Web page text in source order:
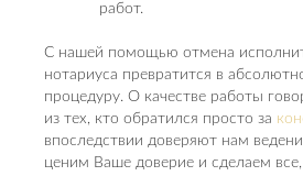
работ.
С нашей помощью отмена
нотариуса превратится в
процедуру. О качестве работы
из тех, кто обратился просто за
впоследствии доверяют нам
ценим Ваше доверие и сделаем